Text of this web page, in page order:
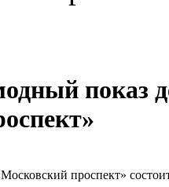
показ
проспект»